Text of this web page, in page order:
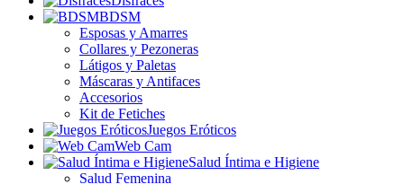
BDSM
Esposas y Amarres
Collares y Pezoneras
Látigos y Paletas
Máscaras y Antifaces
Accesorios
Kit de Fetiches
Juegos Eróticos
Web Cam
Salud Íntima e Higiene
Salud Femenina